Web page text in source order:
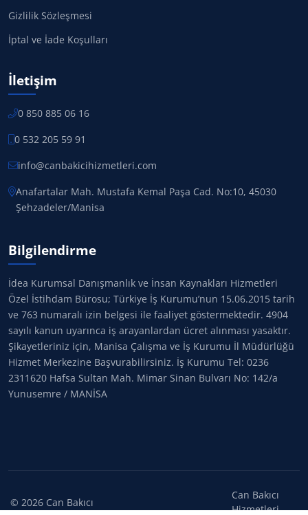
Gizlilik Sözleşmesi
İptal ve İade Koşulları
İletişim
0 850 885 06 16
0 532 205 59 91
info@canbakicihizmetleri.com
Anafartalar Mah. Mustafa Kemal Paşa Cad. No:10, 45030
Şehzadeler/Manisa
Bilgilendirme
İdea Kurumsal Danışmanlık ve İnsan Kaynakları Hizmetleri
Özel İstihdam Bürosu; Türkiye İş Kurumu’nun 15.06.2015 tarih
ve 763 numaralı izin belgesi ile faaliyet göstermektedir. 4904
sayılı kanun uyarınca iş arayanlardan ücret alınması yasaktır.
Şikayetleriniz için, Manisa Çalışma ve İş Kurumu İl Müdürlüğü
Hizmet Merkezine Başvurabilirsiniz. İş Kurumu Tel: 0236
2311620 Hafsa Sultan Mah. Mimar Sinan Bulvarı No: 142/a
Yunusemre / MANİSA
© 2026Can Bakıcı
Can Bakıcı
Hizmetleri